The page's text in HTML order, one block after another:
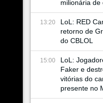
milionária de
13:20
LoL: RED
retorno de
do CBLOL
15:00
LoL:
Faker e
vitórias do
presente no